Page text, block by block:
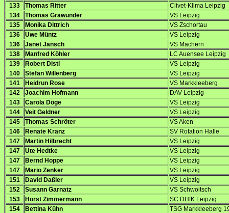
133
Thomas Ritter
Clivet-Klima Leipzig
134
Thomas Grawunder
VS Leipzig
135
Monika Dittrich
VS Zschortau
136
Uwe Müntz
VS Leipzig
136
Janet Jänsch
VS Machern
138
Manfred Köhler
LC Auensee Leipzig
139
Robert Distl
VS Leipzig
140
Stefan Willenberg
VS Leipzig
141
Heidrun Rose
VS Markkleeberg
142
Joachim Hofmann
DAV Leipzig
143
Carola Döge
VS Leipzig
144
Veit Geldner
VS Leipzig
145
Thomas Schröter
VS Aken
146
Renate Kranz
SV Rotation Halle
147
Martin Hilbrecht
VS Leipzig
147
Ute Hedtke
VS Leipzig
147
Bernd Hoppe
VS Leipzig
147
Mario Zenker
VS Leipzig
151
David Daßler
VS Leipzig
152
Susann Garnatz
VS Schwoitsch
153
Horst Zimmermann
SC DHfK Leipzig
154
Bettina Kühn
TSG Markkleeberg